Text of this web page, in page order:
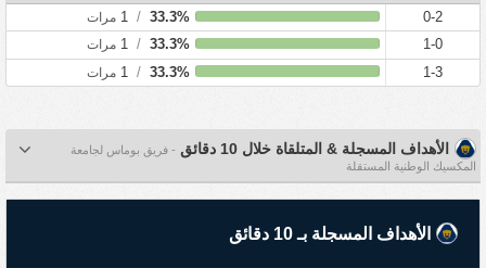
0-2
33.3%
/
1 مرات
1-0
33.3%
/
1 مرات
1-3
33.3%
/
1 مرات
الأهداف المسجلة & المتلقاة خلال 10 دقائق
- فريق بوماس لجامعة
المكسيك الوطنية المستقلة
الأهداف المسجلة بـ 10 دقائق